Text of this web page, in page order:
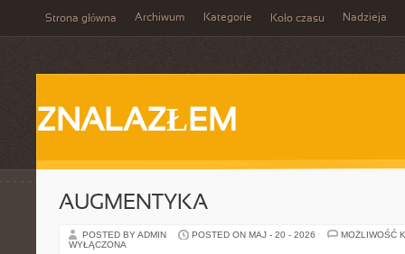
Strona główna Archiwum Kategorie Koło czasu Nadzieja
ZNALAZŁEM
AUGMENTYKA
POSTED BY ADMIN POSTED ON MAJ - 20 - 2026
MOŻLIWOŚĆ
WYŁĄCZONA